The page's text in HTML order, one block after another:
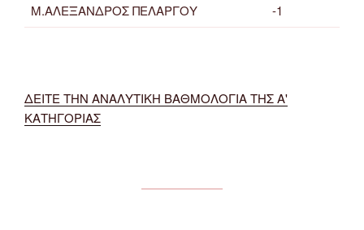
Μ.ΑΛΕΞΑΝΔΡΟΣ ΠΕΛΑΡΓΟΥ
-1
ΔΕΙΤΕ ΤΗΝ ΑΝΑΛΥΤΙΚΗ ΒΑΘΜΟΛΟΓΙΑ ΤΗΣ Α'
ΚΑΤΗΓΟΡΙΑΣ